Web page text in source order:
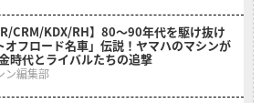
CRM/KDX/RH】80〜90年代を駆け抜け
オフロード名車」伝説！ヤマハのマシンが
時代とライバルたちの追撃
ン編集部